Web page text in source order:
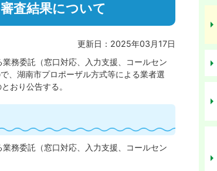
査結果について
更新日：2025年03月17日
務委託（窓口対応、入力支援、コールセン
、湖南市プロポーザル方式等による業者選
おり公告する。
務委託（窓口対応、入力支援、コールセン